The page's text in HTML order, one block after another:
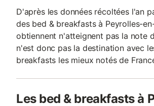
D'après les données récoltées l'an
des bed & breakfasts à Peyrolles-
obtiennent n'atteignent pas la note
n'est donc pas la destination avec
breakfasts les mieux notés de
Les bed & breakfasts à